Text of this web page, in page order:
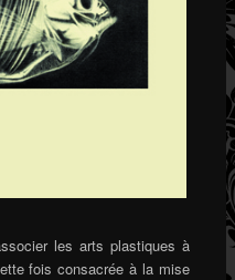
les arts plastiques à
fois consacrée à la mise